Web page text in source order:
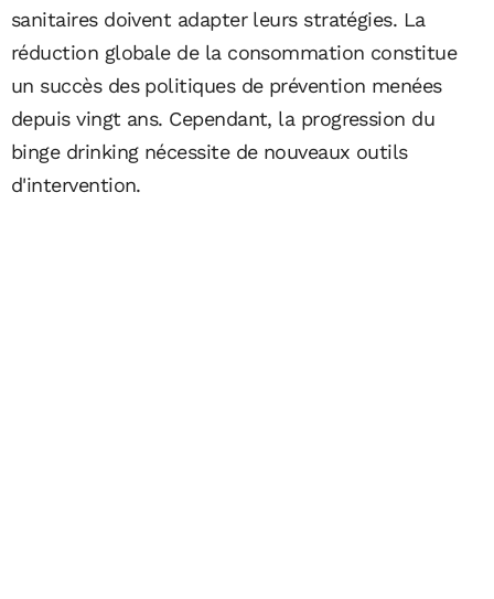
sanitaires doivent adapter leurs stratégies. La
réduction globale de la consommation constitue
un succès des politiques de prévention menées
depuis vingt ans. Cependant, la progression du
binge drinking nécessite de nouveaux outils
d'intervention.